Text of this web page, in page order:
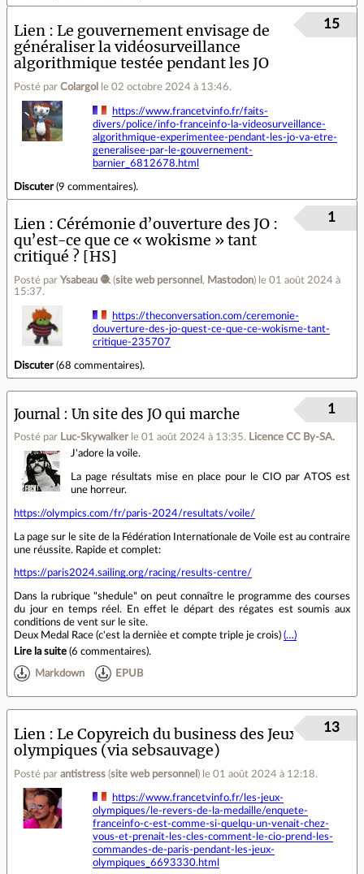
Lien
Le gouvernement envisage de
généraliser la vidéosurveillance
algorithmique testée pendant les JO
Posté par Colargol le 02 octobre 2024 à 13:46.
15
https://www.francetvinfo.fr/faits-
divers/police/info-franceinfo-la-videosurveillance-
algorithmique-experimentee-pendant-les-jo-va-etre-
generalisee-par-le-gouvernement-
barnier_6812678.html
Discuter(9 commentaires).
Lien
Cérémonie d’ouverture des JO :
qu’est-ce que ce « wokisme » tant
critiqué ? [HS]
Posté par Ysabeau 🧶 (site web personnel , Mastodon) le 01 août 2024 à
15:37.
1
https://theconversation.com/ceremonie-
douverture-des-jo-quest-ce-que-ce-wokisme-tant-
critique-235707
Discuter(68 commentaires).
Journal Un site des JO qui marche
Posté par Luc-Skywalker le 01 août 2024 à 13:35. Licence CC By‑SA.
1
J'adore la voile.
La page résultats mise en place pour le CIO par ATOS est
une horreur.
https://olympics.com/fr/paris-2024/resultats/voile/
La page sur le site de la Fédération Internationale de Voile est au contraire
une réussite. Rapide et complet:
https://paris2024.sailing.org/racing/results-centre/
Dans la rubrique "shedule" on peut connaître le programme des courses
du jour en temps réel. En effet le départ des régates est soumis aux
conditions de vent sur le site.
Deux Medal Race (c'est la dernièe et compte triple je crois) (…)
Lire la suite (6 commentaires).
Markdown EPUB
Lien
Le Copyreich du business des Jeux
olympiques (via sebsauvage)
Posté par antistress (site web personnel ) le 01 août 2024 à 12:18.
13
https://www.francetvinfo.fr/les-jeux-
olympiques/le-revers-de-la-medaille/enquete-
franceinfo-c-est-comme-si-quelqu-un-venait-chez-
vous-et-prenait-les-cles-comment-le-cio-prend-les-
commandes-de-paris-pendant-les-jeux-
olympiques_6693330.html